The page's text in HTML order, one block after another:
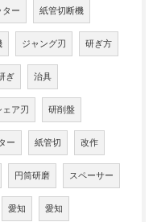
ター 紙管切断機
ジャング刃 研ぎ方
ぎ 治具
ェア刃 研削盤
ー 紙管切 改作
円筒研磨 スペーサー
愛知 愛知